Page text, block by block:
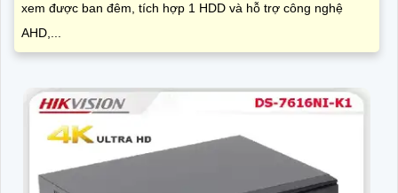
xem được ban đêm, tích hợp 1 HDD và hỗ trợ công nghệ
AHD,...